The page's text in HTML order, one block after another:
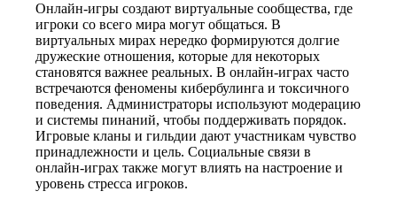
Онлайн-игры создают виртуальные сообщества, где
игроки со всего мира могут общаться. В
виртуальных мирах нередко формируются долгие
дружеские отношения, которые для некоторых
становятся важнее реальных. В онлайн-играх часто
встречаются феномены кибербулинга и токсичного
поведения. Администраторы используют модерацию
и системы пинаний, чтобы поддерживать порядок.
Игровые кланы и гильдии дают участникам чувство
принадлежности и цель. Социальные связи в
онлайн-играх также могут влиять на настроение и
уровень стресса игроков.